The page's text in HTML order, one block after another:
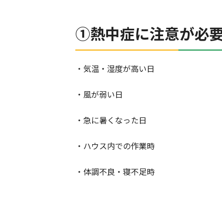
①熱中症に注意が必
・気温・湿度が高い日
・風が弱い日
・急に暑くなった日
・ハウス内での作業時
・体調不良・寝不足時